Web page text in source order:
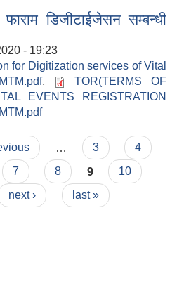
फाराम डिजीटाईजेसन सम्बन्धी
- 19:23
for Digitization services of Vital
,
TOR(TERMS OF
EVENTS REGISTRATION
3
4
7 8 9
10
next › last »